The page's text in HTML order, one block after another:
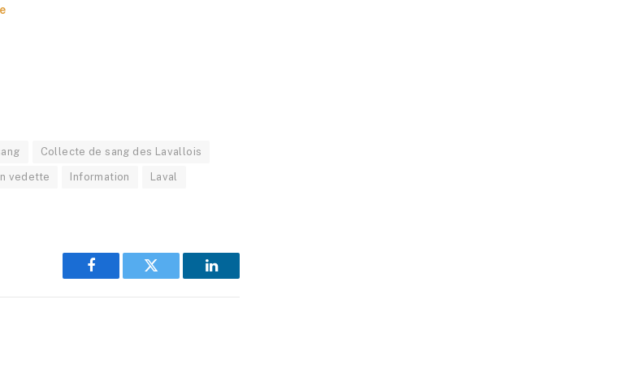
Collecte de sang des Lavallois
vedette Information Laval
Facebook Twitter LinkedIn